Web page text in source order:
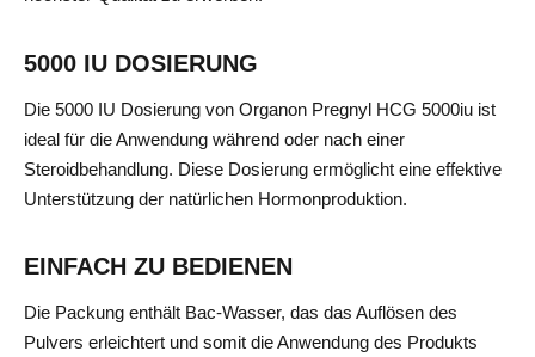
5000 IU DOSIERUNG
Die 5000 IU Dosierung von Organon Pregnyl HCG 5000iu ist
ideal für die Anwendung während oder nach einer
Steroidbehandlung. Diese Dosierung ermöglicht eine effektive
Unterstützung der natürlichen Hormonproduktion.
EINFACH ZU BEDIENEN
Die Packung enthält Bac-Wasser, das das Auflösen des
Pulvers erleichtert und somit die Anwendung des Produkts